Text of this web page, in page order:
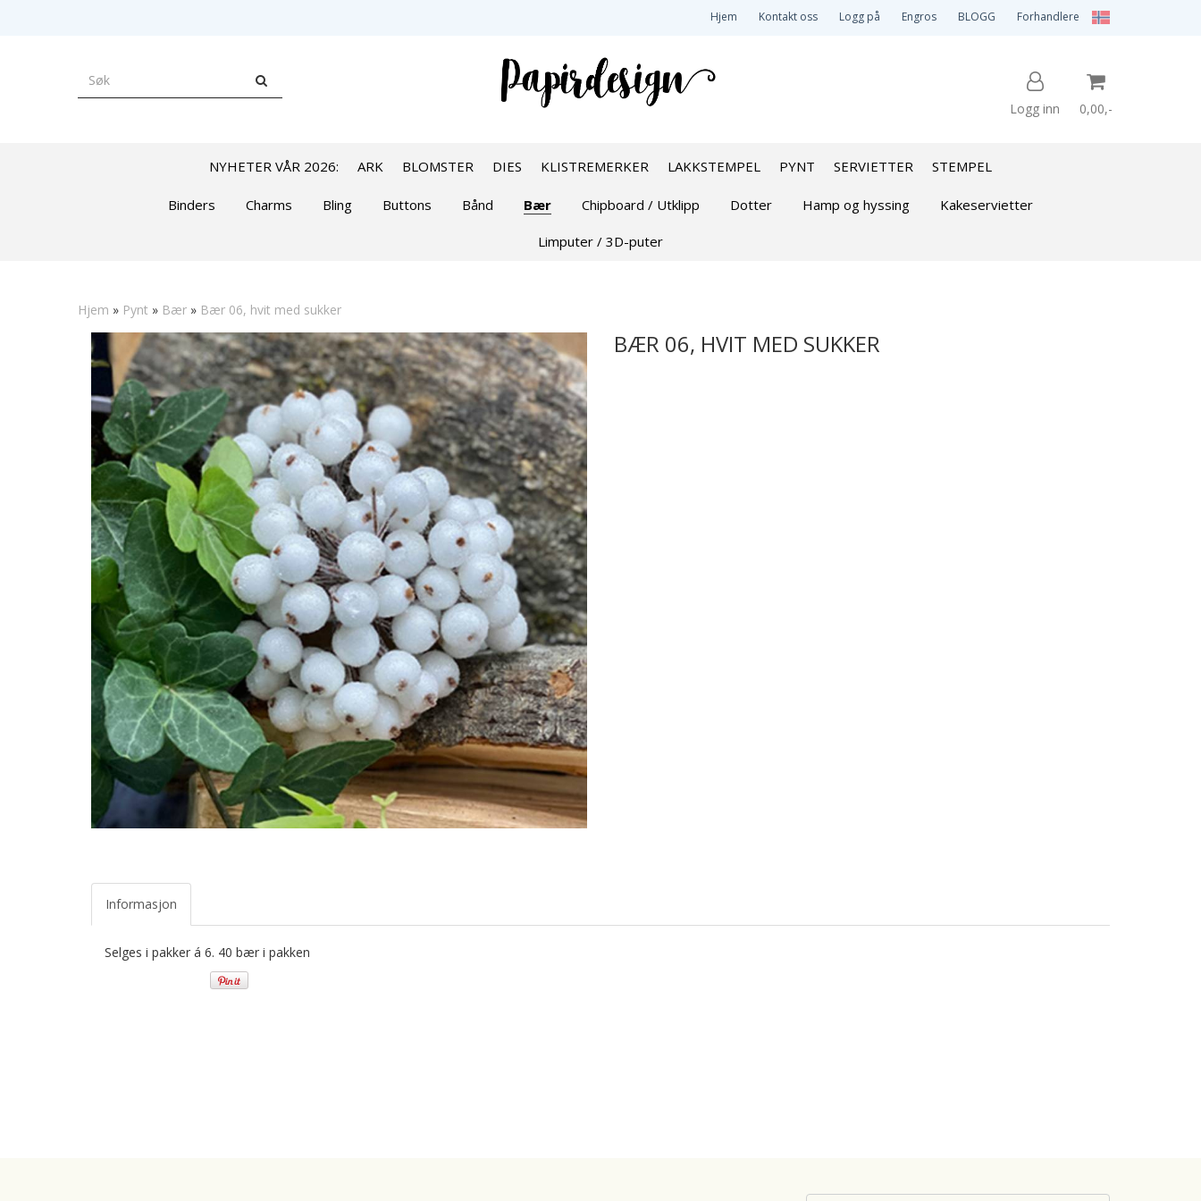
Hjem Kontakt oss Logg på Engros BLOGG Forhandlere
Logg inn 0,00,-
NYHETER VÅR 2026: ARK BLOMSTER DIES KLISTREMERKER LAKKSTEMPEL PYNT SERVIETTER STEMPEL
Binders Charms Bling Buttons Bånd Bær Chipboard / Utklipp Dotter Hamp og hyssing Kakeservietter
Limputer / 3D-puter
Hjem » Pynt » Bær » Bær 06, hvit med sukker
BÆR 06, HVIT MED SUKKER
Informasjon
Selges i pakker á 6. 40 bær i pakken